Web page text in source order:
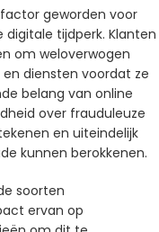
geworden voor
tijdperk. Klanten
om weloverwogen
diensten voordat ze
belang van online
over frauduleuze
en uiteindelijk
kunnen berokkenen.
soorten
ervan op